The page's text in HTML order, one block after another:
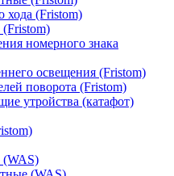
хода (Fristom)
номерного знака
освещения (Fristom)
поворота (Fristom)
утройства (катафот)
(WAS)